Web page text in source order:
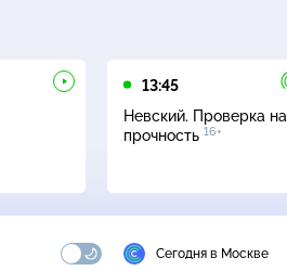
13:45
Невский. Проверка на
прочность 16+
Сегодня в Москве